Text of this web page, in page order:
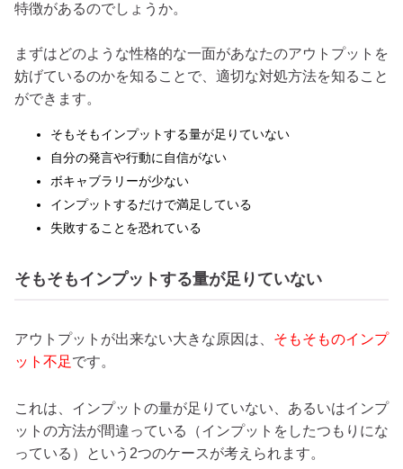
特徴があるのでしょうか。
まずはどのような性格的な一面があなたのアウトプットを
妨げているのかを知ることで、適切な対処方法を知ること
ができます。
そもそもインプットする量が足りていない
自分の発言や行動に自信がない
ボキャブラリーが少ない
インプットするだけで満足している
失敗することを恐れている
そもそもインプットする量が足りていない
アウトプットが出来ない大きな原因は、 そもそものインプ
ット不足です。
これは、インプットの量が足りていない、あるいはインプ
ットの方法が間違っている（インプットをしたつもりにな
っている）という2つのケースが考えられます。